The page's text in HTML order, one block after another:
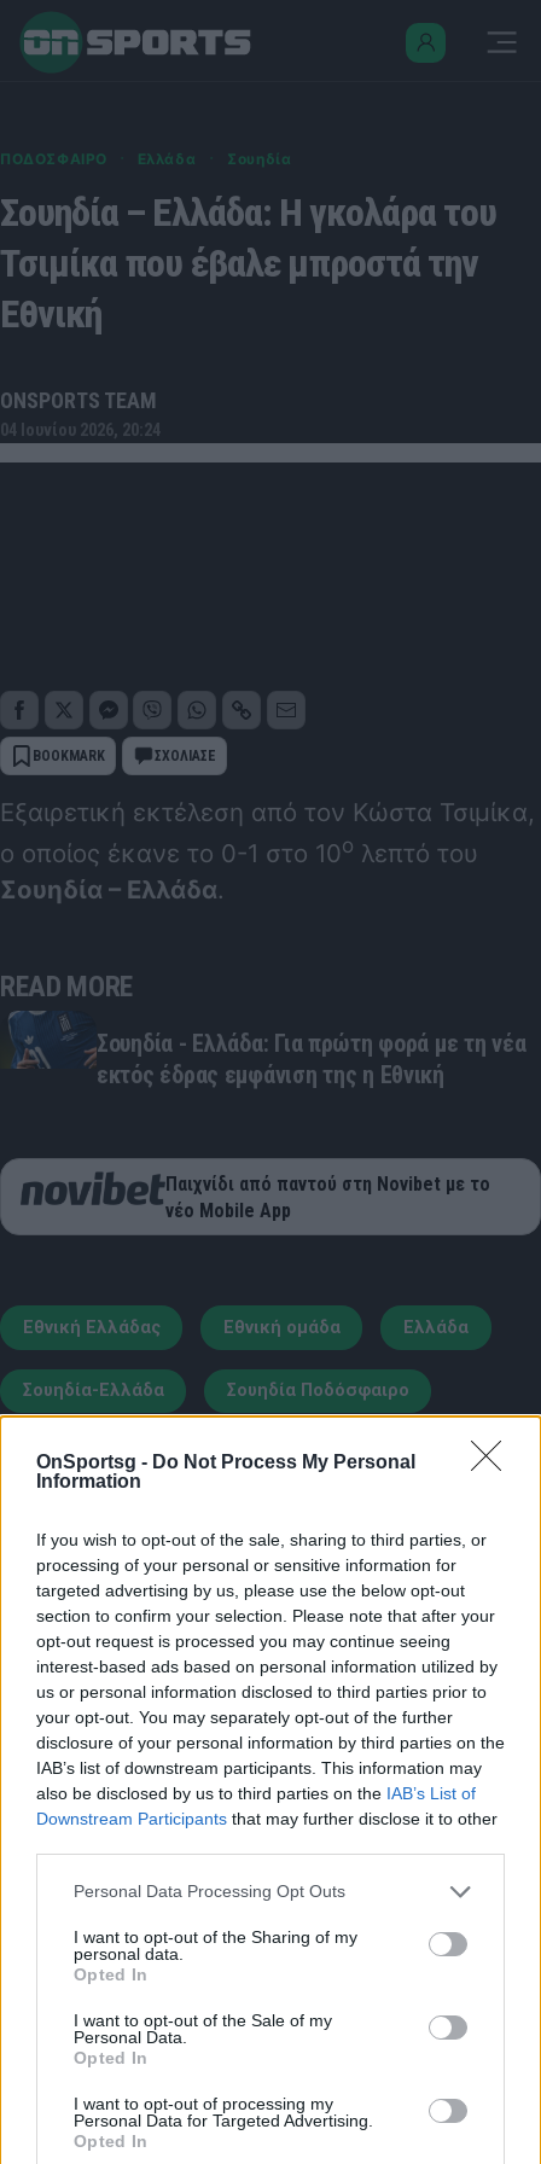
OnSportsg - Do Not Process My Personal
Information
If you wish to opt-out of the sale, sharing to third parties, or
processing of your personal or sensitive information for
targeted advertising by us, please use the below opt-out
section to confirm your selection. Please note that after your
opt-out request is processed you may continue seeing
interest-based ads based on personal information utilized by
us or personal information disclosed to third parties prior to
your opt-out. You may separately opt-out of the further
disclosure of your personal information by third parties on the
IAB’s list of downstream participants. This information may
also be disclosed by us to third parties on the IAB’s List of
Downstream Participants that may further disclose it to other
Personal Data Processing Opt Outs
I want to opt-out of the Sharing of my
personal data.
Opted In
I want to opt-out of the Sale of my
Personal Data.
Opted In
I want to opt-out of processing my
Personal Data for Targeted Advertising.
Opted In
ΠΟΔΟΣΦΑΙΡΟ Ελλάδα Σουηδία
Σουηδία – Ελλάδα: Η γκολάρα του
Τσιμίκα που έβαλε μπροστά την
Εθνική
ONSPORTS TEAM
04 Ιουνίου 2026, 20:24
BOOKMARK ΣΧΟΛΙΑΣΕ
Εξαιρετική εκτέλεση από τον Κώστα Τσιμίκα,
ο οποίος έκανε το 0-1 στο 10ο λεπτό του
Σουηδία – Ελλάδα.
READ MORE
Σουηδία - Ελλάδα: Για πρώτη φορά με τη νέα
εκτός έδρας εμφάνιση της η Εθνική
Παιχνίδι από παντού στη Novibet με το
νέο Mobile App
Εθνική Ελλάδας Εθνική ομάδα Ελλάδα
Σουηδία-Ελλάδα Σουηδία Ποδόσφαιρο
COMMENTS
Συνδεθείτε για να σχολιάσετε
LATEST NEWS
09:05OPINION
Δεν νίκησε και πρέπει να αλλάξει εικόνα στη Σόφια
για να περάσει!
ερωτευτήκαμε τα αυτοκίνητα
EUROPA LEAGUE
Europa League: Δύσκολο έργο ο ΠΑΟΚ κόντρα στην
ΕΠΙΚΑΙΡΟΤΗΤΑ
Εξωδικαστικός Μηχανισμός: Ρυθμίσεις άνω των 20
δισ. ολοκληρώθηκαν μέχρι τον Ιούλιο
SUPER LEAGUE 2